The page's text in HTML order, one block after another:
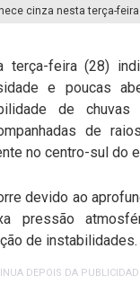
cinza nesta terça-
terça-feira (28)
e poucas
de chuvas
de
no centro-sul do
devido ao
pressão
de instabilidades.
DEPOIS DA